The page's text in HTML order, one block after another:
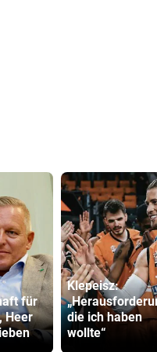
für
Heer
Klepeisz:
die ich haben
wollte“